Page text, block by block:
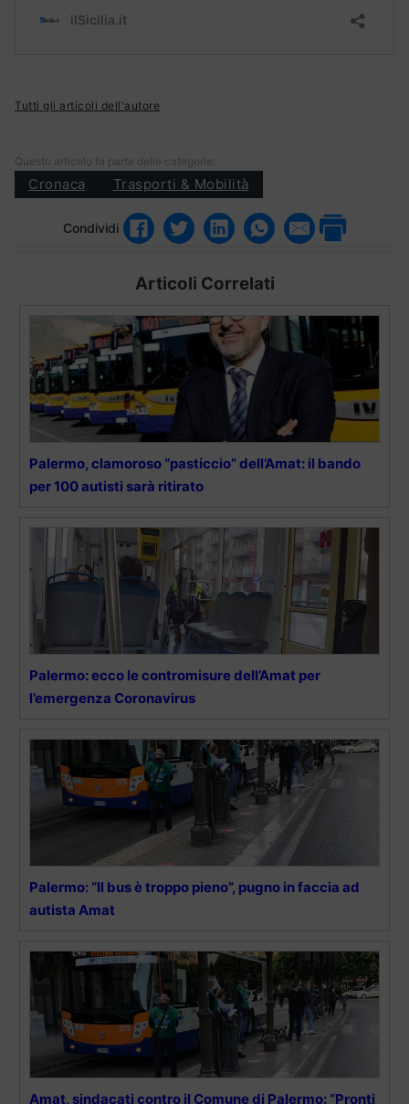
Tutti gli articoli dell'autore
Questo articolo fa parte delle categorie:
Cronaca Trasporti & Mobilità
Condividi
Articoli Correlati
Palermo, clamoroso “pasticcio” dell’Amat: il bando
per 100 autisti sarà ritirato
Palermo: ecco le contromisure dell’Amat per
l’emergenza Coronavirus
Palermo: “Il bus è troppo pieno”, pugno in faccia ad
autista Amat
Amat, sindacati contro il Comune di Palermo: “Pronti